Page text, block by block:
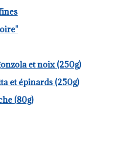
et noix (250g)
et épinards (250g)
(80g)